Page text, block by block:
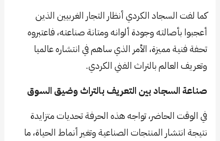
كما لفت السجاد الكردي أنظار التجار الغربيين الذين
أعجبوا بأصالته وجودة ألوانه ومتانة صناعته، فاعتبروه
تحفة فنية مميزة، الأمر الذي ساهم في انتشاره عالميا
وتعريف العالم بالتراث الفني الكردي.
صناعة السجاد بين التعريف بالتراث وضيق السوق
في الوقت الحاضر، تواجه هذه الحرفة تحديات متزايدة
نتيجة انتشار المنتجات الصناعية وتغير أنماط الحياة، ما